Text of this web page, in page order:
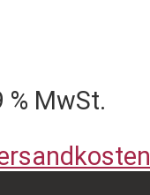
% MwSt.